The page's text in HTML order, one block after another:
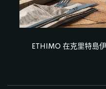
ETHIMO 在克里特島